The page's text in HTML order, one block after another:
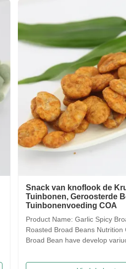
Snack van knoflook de
Tuinbonen, Geroosterde
Tuinbonenvoeding COA
Product Name: Garlic Spicy Broad
Roasted Broad Beans Nutrition
Broad Bean have develop variuos
research department, we frist